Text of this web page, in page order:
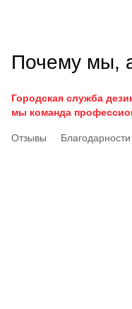
Почему мы,
Городская служба
мы команда
Отзывы Благодарности